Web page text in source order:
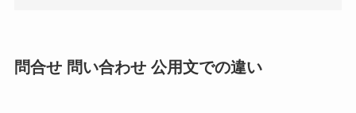
問合せ 問い合わせ 公用文での違い